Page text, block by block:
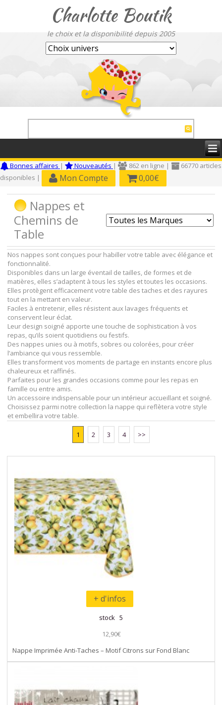
Charlotte Boutik
le choix et la disponibilité depuis 2005
Bonnes affaires | Nouveautés | 862 en ligne |
66770 articles
disponibles |
Mon Compte 0,00€
Nappes et
Chemins de
Table
Nos nappes sont conçues pour habiller votre table avec élégance et
fonctionnalité.
Disponibles dans un large éventail de tailles, de formes et de
matières, elles s’adaptent à tous les styles et toutes les occasions.
Elles protègent efficacement votre table des taches et des rayures
tout en la mettant en valeur.
Faciles à entretenir, elles résistent aux lavages fréquents et
conservent leur éclat.
Leur design soigné apporte une touche de sophistication à vos
repas, qu’ils soient quotidiens ou festifs.
Des nappes unies ou à motifs, sobres ou colorées, pour créer
l’ambiance qui vous ressemble.
Elles transforment vos moments de partage en instants encore plus
chaleureux et raffinés.
Parfaites pour les grandes occasions comme pour les repas en
famille ou entre amis.
Un accessoire indispensable pour un intérieur accueillant et soigné.
Choisissez parmi notre collection la nappe qui reflètera votre style
et embellira votre table.
1 2 3 4 >>
+ d'infos
stock 5
12,90€
Nappe Imprimée Anti-Taches – Motif Citrons sur Fond Blanc